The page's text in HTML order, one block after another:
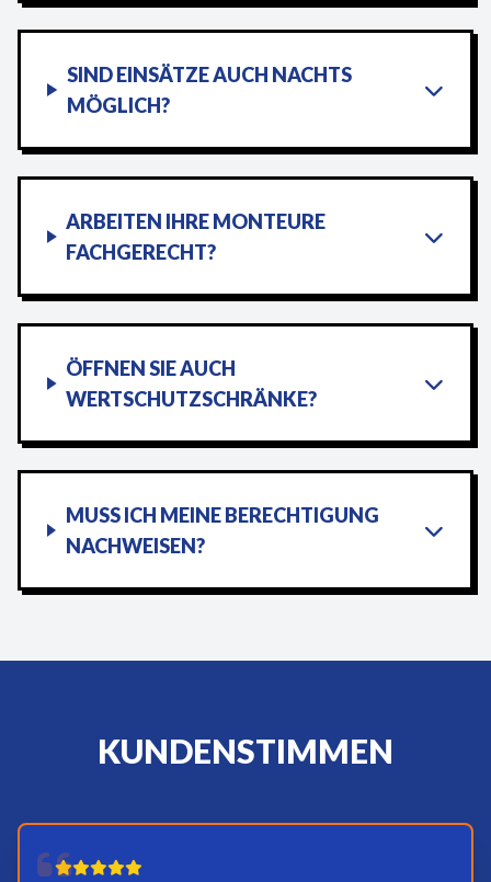
SIND EINSÄTZE AUCH NACHTS
MÖGLICH?
ARBEITEN IHRE MONTEURE
FACHGERECHT?
ÖFFNEN SIE AUCH
WERTSCHUTZSCHRÄNKE?
MUSS ICH MEINE BERECHTIGUNG
NACHWEISEN?
KUNDENSTIMMEN